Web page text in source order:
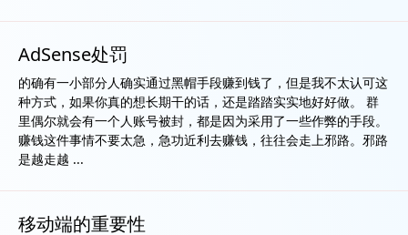
AdSense处罚
的确有一小部分人确实通过黑帽手段赚到钱了，但是我不太认可这
种方式，如果你真的想长期干的话，还是踏踏实实地好好做。 群
里偶尔就会有一个人账号被封，都是因为采用了一些作弊的手段。
赚钱这件事情不要太急，急功近利去赚钱，往往会走上邪路。邪路
是越走越 ...
移动端的重要性